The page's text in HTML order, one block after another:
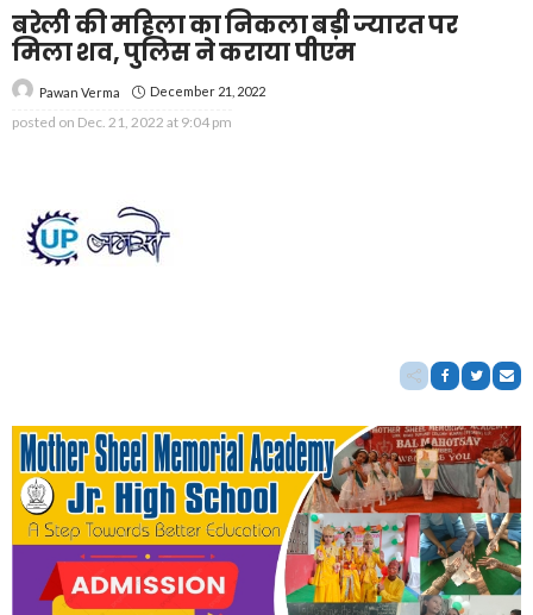
बरेली की महिला का निकला बड़ी ज्यारत पर
मिला शव, पुलिस ने कराया पीएम
Pawan Verma December 21, 2022
posted on Dec. 21, 2022 at 9:04 pm